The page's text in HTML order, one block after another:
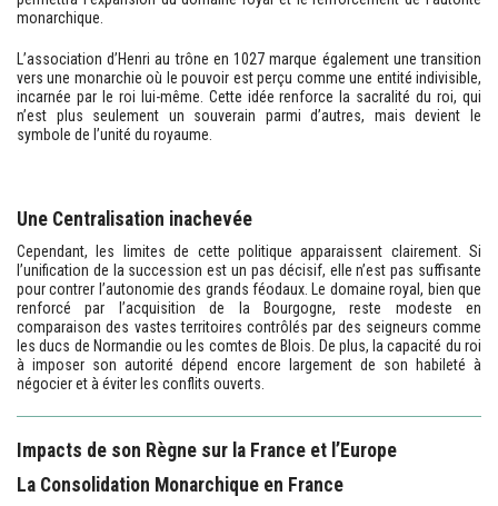
monarchique.
L’association d’Henri au trône en 1027 marque également une transition
vers une monarchie où le pouvoir est perçu comme une entité indivisible,
incarnée par le roi lui-même. Cette idée renforce la sacralité du roi, qui
n’est plus seulement un souverain parmi d’autres, mais devient le
symbole de l’unité du royaume.
Une Centralisation inachevée
Cependant, les limites de cette politique apparaissent clairement. Si
l’unification de la succession est un pas décisif, elle n’est pas suffisante
pour contrer l’autonomie des grands féodaux. Le domaine royal, bien que
renforcé par l’acquisition de la Bourgogne, reste modeste en
comparaison des vastes territoires contrôlés par des seigneurs comme
les ducs de Normandie ou les comtes de Blois. De plus, la capacité du roi
à imposer son autorité dépend encore largement de son habileté à
négocier et à éviter les conflits ouverts.
Impacts de son Règne sur la France et l’Europe
La Consolidation Monarchique en France